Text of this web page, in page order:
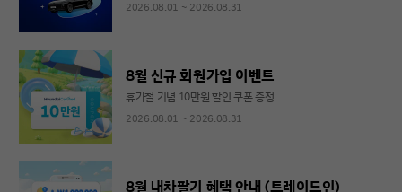
2026.08.01 ~ 2026.08.31
8월 신규 회원가입 이벤트
휴가철 기념 10만원 할인 쿠폰 증정
2026.08.01 ~ 2026.08.31
8월 내차팔기 혜택 안내 (트레이드인)